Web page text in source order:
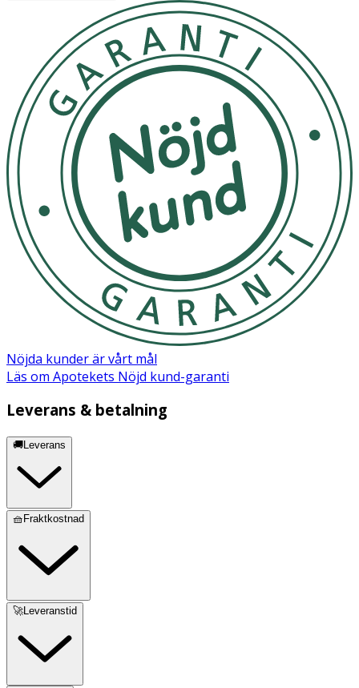
Nöjda kunder är vårt mål
Läs om Apotekets Nöjd kund-garanti
Leverans & betalning
🚚Leverans
🧺Fraktkostnad
🚀Leveranstid